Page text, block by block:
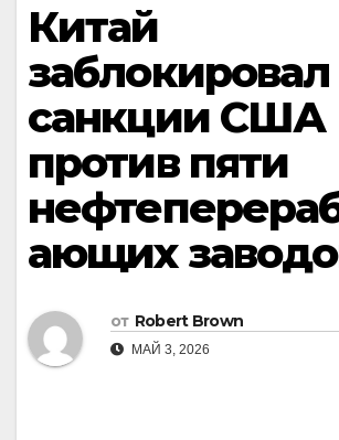
Китай
заблокировал
санкции США
против пяти
ающих
от Robert Brown
МАЙ 3, 2026